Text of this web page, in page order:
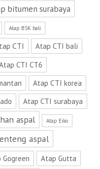
bitumen surabaya
Atap BSK bali
CTI
Atap CTI bali
CTI CT6
Atap CTI korea
Atap CTI surabaya
aspal Atap Eiko
aspal
Gogreen Atap Gutta